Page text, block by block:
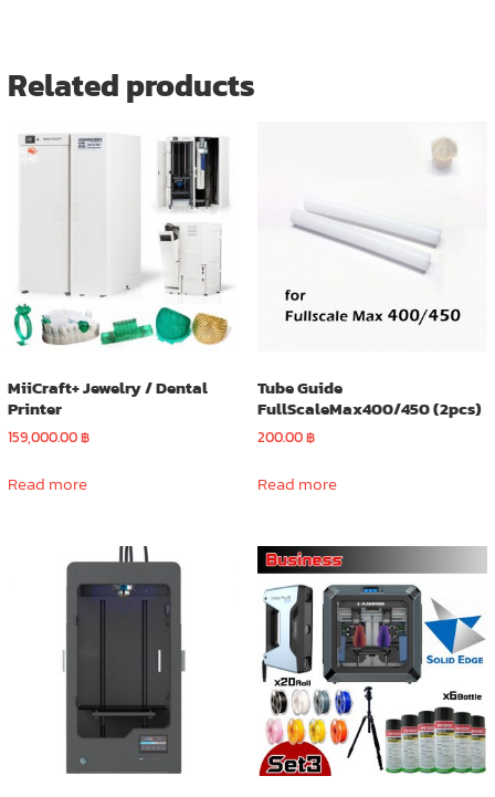
Related products
MiiCraft+ Jewelry / Dental
Printer
159,000.00฿
Read more
Tube Guide
FullScaleMax400/450 (2pcs)
200.00฿
Read more